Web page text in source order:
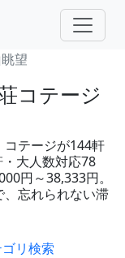
望
コテージ
テージが144軒
大人数対応78
円～38,333円。
忘れられない滞
リ検索